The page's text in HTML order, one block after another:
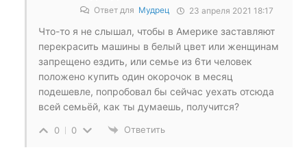
Ответ для Мудрец 23 апреля 2021 18:17
Что-то я не слышал, чтобы в Америке заставляют
перекрасить машины в белый цвет или женщинам
запрещено ездить, или семье из 6ти человек
положено купить один окорочок в месяц
подешевле, попробовал бы сейчас уехать отсюда
всей семьёй, как ты думаешь, получится?
0 0 Ответить